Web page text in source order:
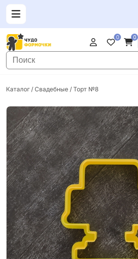
0 0
Каталог / Свадебные / Торт №8